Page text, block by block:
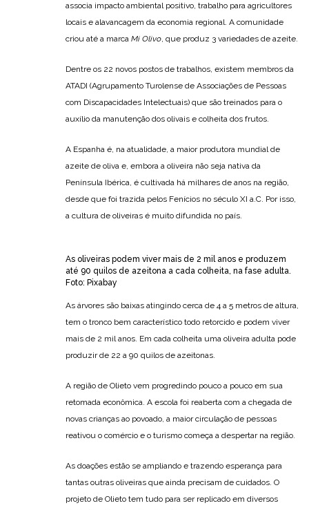
associa impacto ambiental positivo, trabalho para agricultores
locais e alavancagem da economia regional. A comunidade
criou até a marca Mi Olivo, que produz 3 variedades de azeite.
Dentre os 22 novos postos de trabalhos, existem membros da
ATADI (Agrupamento Turolense de Associações de Pessoas
com Discapacidades Intelectuais) que são treinados para o
auxílio da manutenção dos olivais e colheita dos frutos.
A Espanha é, na atualidade, a maior produtora mundial de
azeite de oliva e, embora a oliveira não seja nativa da
Península Ibérica, é cultivada há milhares de anos na região,
desde que foi trazida pelos Fenícios no século XI a.C. Por isso,
a cultura de oliveiras é muito difundida no país.
As oliveiras podem viver mais de 2 mil anos e produzem
até 90 quilos de azeitona a cada colheita, na fase adulta.
Foto: Pixabay
As árvores são baixas atingindo cerca de 4 a 5 metros de altura,
tem o tronco bem característico todo retorcido e podem viver
mais de 2 mil anos. Em cada colheita uma oliveira adulta pode
produzir de 22 a 90 quilos de azeitonas.
A região de Olieto vem progredindo pouco a pouco em sua
retomada econômica. A escola foi reaberta com a chegada de
novas crianças ao povoado, a maior circulação de pessoas
reativou o comércio e o turismo começa a despertar na região.
As doações estão se ampliando e trazendo esperança para
tantas outras oliveiras que ainda precisam de cuidados. O
projeto de Olieto tem tudo para ser replicado em diversos